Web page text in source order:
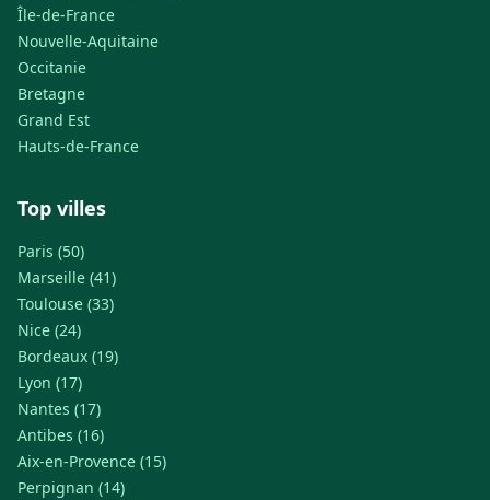
Île-de-France
Nouvelle-Aquitaine
Occitanie
Bretagne
Grand Est
Hauts-de-France
Top villes
Paris (50)
Marseille (41)
Toulouse (33)
Nice (24)
Bordeaux (19)
Lyon (17)
Nantes (17)
Antibes (16)
Aix-en-Provence (15)
Perpignan (14)